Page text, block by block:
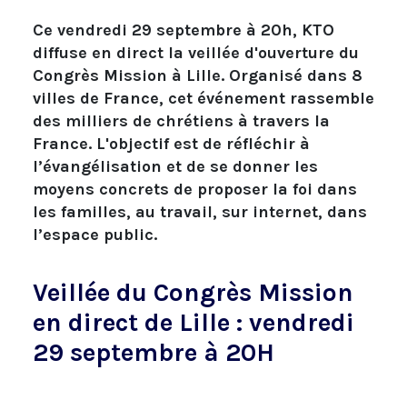
Ce vendredi 29 septembre à 20h, KTO
diffuse en direct la veillée d'ouverture du
Congrès Mission à Lille. Organisé dans 8
villes de France, cet événement rassemble
des milliers de chrétiens à travers la
France. L'objectif est de réfléchir à
l’évangélisation et de se donner les
moyens concrets de proposer la foi dans
les familles, au travail, sur internet, dans
l’espace public.
Veillée du Congrès Mission
en direct de Lille : vendredi
29 septembre à 20H